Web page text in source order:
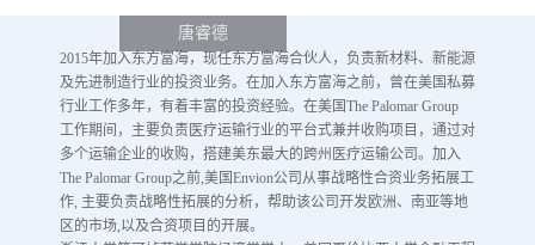
唐睿德
2015年加入东方富海，现任东方富海合伙人，负责新材料、新能源
及先进制造行业的投资业务。在加入东方富海之前，曾在美国私募
行业工作多年，有着丰富的投资经验。在美国The Palomar Group
工作期间，主要负责医疗运输行业的平台式兼并收购项目，通过对
多个运输企业的收购，搭建美东最大的跨州医疗运输公司。加入
The Palomar Group之前,美国Envion公司从事战略性合资业务拓展工
作, 主要负责战略性拓展的分析，帮助该公司开发欧洲、南亚等地
区的市场,以及合资项目的开展。